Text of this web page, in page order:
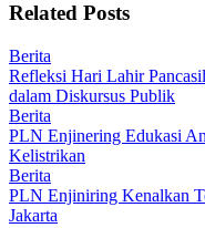
Related Posts
Berita
Refleksi Hari Lahir
dalam Diskursus Publik
Berita
PLN Enjinering Edukasi
Kelistrikan
Berita
PLN Enjiniring Kenalkan
Jakarta